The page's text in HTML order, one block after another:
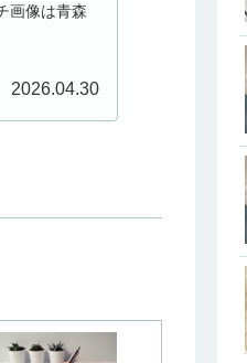
画像は青森
2026.04.30